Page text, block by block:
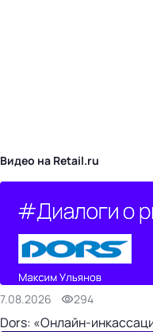
Видео на Retail.ru
7.08.2026 294
Dors: «Онлайн-